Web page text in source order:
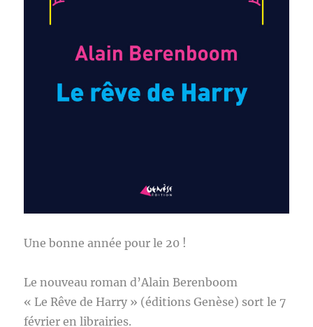
Une bonne année pour le 20 !
Le nouveau roman d’Alain Berenboom
« Le Rêve de Harry » (éditions Genèse) sort le 7
février en librairies.